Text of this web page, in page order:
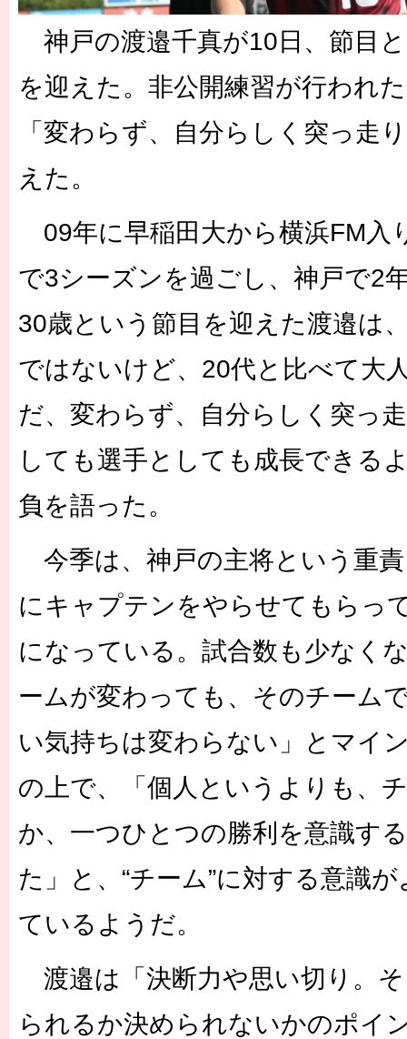
神戸の渡邉千真が10日、節目
を迎えた。非公開練習が行われ
「変わらず、自分らしく突っ走
えた。
09年に早稲田大から横浜FM入
で3シーズンを過ごし、神戸で2
30歳という節目を迎えた渡邉は
ではないけど、20代と比べて大
だ、変わらず、自分らしく突っ
しても選手としても成長できる
負を語った。
今季は、神戸の主将という重
にキャプテンをやらせてもらっ
になっている。試合数も少なく
ームが変わっても、そのチーム
い気持ちは変わらない」とマイ
の上で、「個人というよりも、
か、一つひとつの勝利を意識す
た」と、“チーム”に対する意識
ているようだ。
渡邉は「決断力や思い切り。
られるか決められないかのポイ